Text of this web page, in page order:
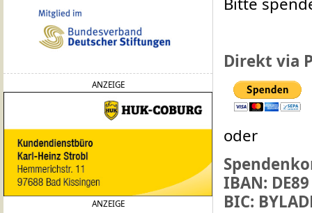
ANZEIGE
ANZEIGE
Direkt via
oder
IBAN:
BIC: